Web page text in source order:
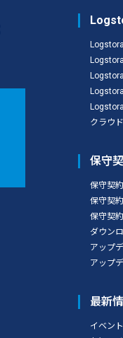
クラウ
保守
保守契
保守契
保守契
ダウン
アップ
アップ
最新
イベン